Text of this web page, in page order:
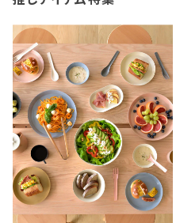
ット ウエスタ